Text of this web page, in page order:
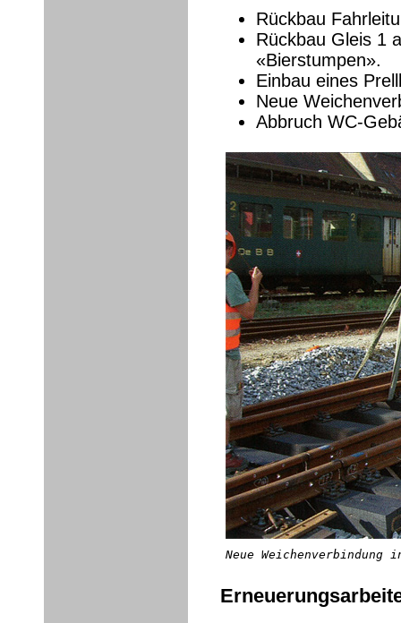
Rückbau
Rückbau Gleis 1
«Bierstumpen».
Einbau eines
Neue
Abbruch WC-
Neue